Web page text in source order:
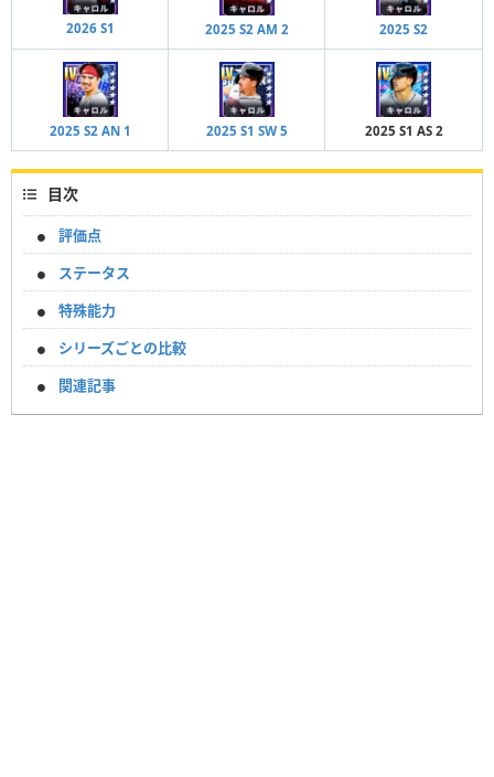
2026 S1 2025 S2 AM 2 2025 S2
2025 S2 AN 1 2025 S1 SW 5 2025 S1 AS 2
目次
評価点
ステータス
特殊能力
シリーズごとの比較
関連記事